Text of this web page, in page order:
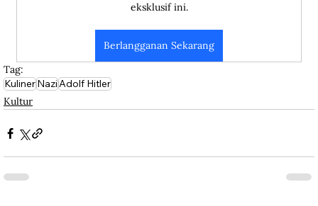
eksklusif ini.
Berlangganan Sekarang
Tag:
KulinerNaziAdolf Hitler
Kultur